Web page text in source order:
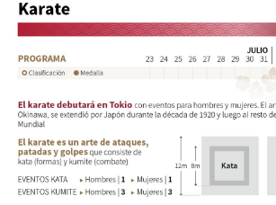
Vídeos e imágenes
En profundidad
Más
Noticias official SNS